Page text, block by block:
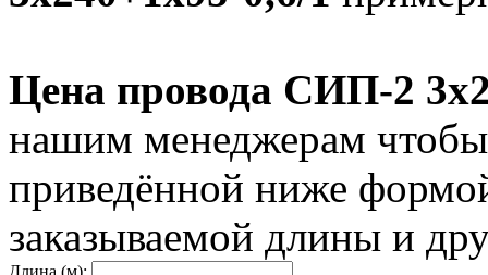
Цена провода СИП-2
нашим менеджерам чтобы
приведённой ниже
заказываемой длины и
Длина (м):